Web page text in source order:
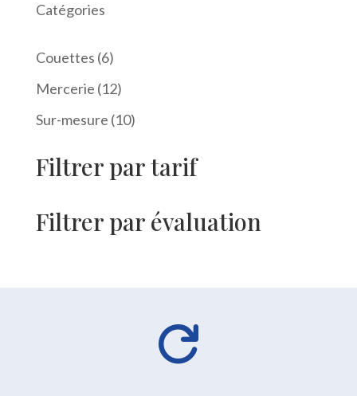
Catégories
Couettes 66
produits
Mercerie 1212
produits
Sur-mesure 1010
Filtrer par tarif
Filtrer par évaluation
